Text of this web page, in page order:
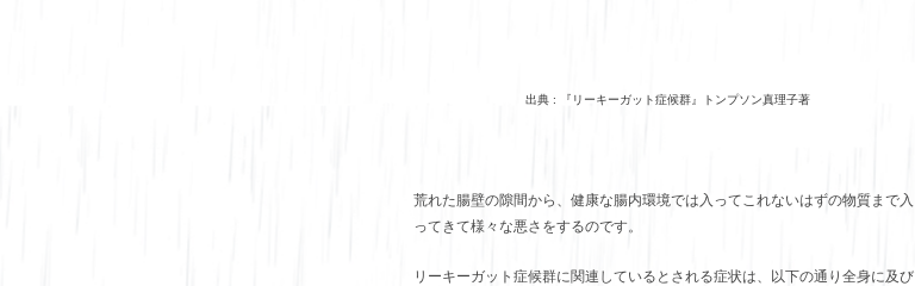
出典 : 『リーキーガット症候群』トンプソン真理子著
荒れた腸壁の隙間から、健康な腸内環境では入ってこれないはずの物質まで入
ってきて様々な悪さをするのです。
リーキーガット症候群に関連しているとされる症状は、以下の通り全身に及び